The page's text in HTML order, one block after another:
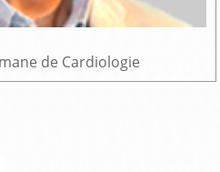
de Cardiologie